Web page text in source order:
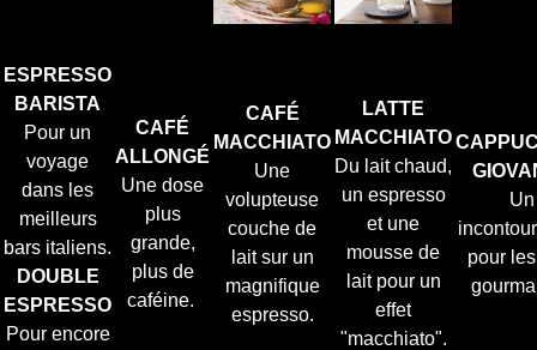
ESPRESSO
BARISTA
Pour un
voyage
dans les
meilleurs
bars italiens.
DOUBLE
ESPRESSO
Pour encore
CAFÉ
ALLONGÉ
Une dose
plus
grande,
plus de
caféine.
CAFÉ
MACCHIATO
Une
volupteuse
couche de
lait sur un
magnifique
espresso.
LATTE
MACCHIATO
Du lait chaud,
un espresso
et une
mousse de
lait pour un
effet
"macchiato".
Un
pour